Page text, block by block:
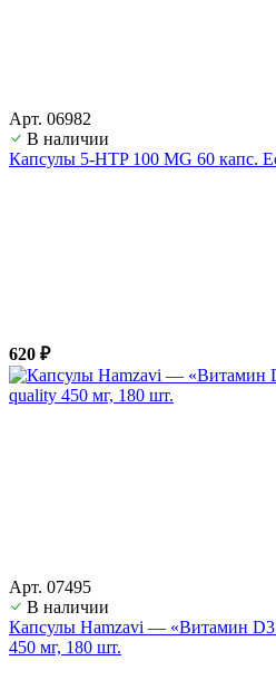
Арт. 06982
В наличии
Капсулы 5-HTP 100 MG 60 капс.
620 ₽
Арт. 07495
В наличии
Капсулы Hamzavi — «Витамин D3
450 мг, 180 шт.